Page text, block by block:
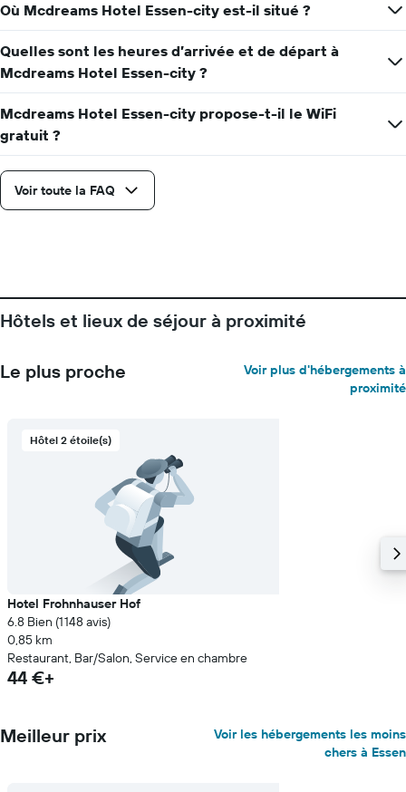
Où Mcdreams Hotel Essen-city est-il situé ?
Quelles sont les heures d’arrivée et de départ à
Mcdreams Hotel Essen-city ?
Mcdreams Hotel Essen-city propose-t-il le WiFi
gratuit ?
Voir toute la FAQ
Hôtels et lieux de séjour à proximité
Le plus proche
Voir plus d'hébergements à
proximité
Hôtel 2 étoile(s)
Hotel Frohnhauser Hof
6.8 Bien (1 148 avis)
0,85 km
Restaurant, Bar/Salon, Service en chambre
44 €+
Meilleur prix
Voir les hébergements les moins
chers à Essen